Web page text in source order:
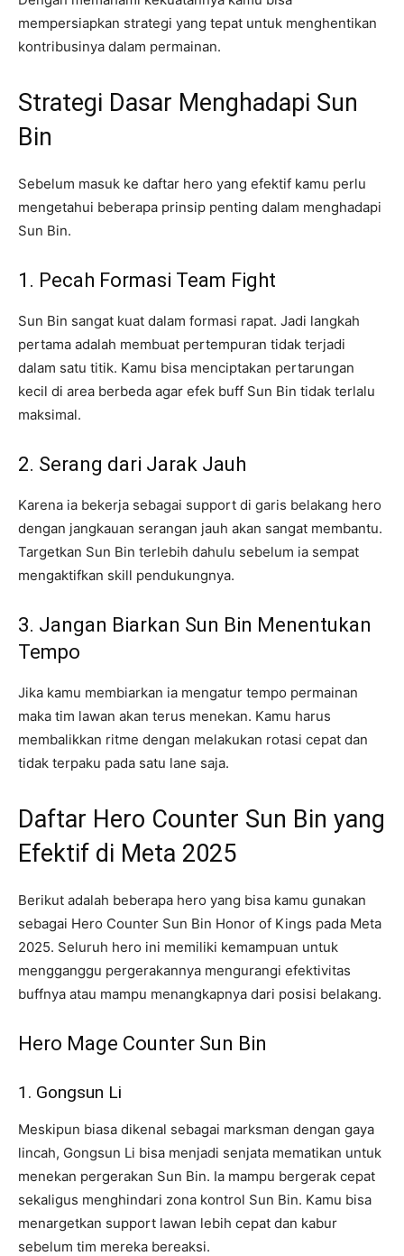
mempersiapkan strategi yang tepat untuk menghentikan
kontribusinya dalam permainan.
Strategi Dasar Menghadapi Sun
Bin
Sebelum masuk ke daftar hero yang efektif kamu perlu
mengetahui beberapa prinsip penting dalam menghadapi
Sun Bin.
1. Pecah Formasi Team Fight
Sun Bin sangat kuat dalam formasi rapat. Jadi langkah
pertama adalah membuat pertempuran tidak terjadi
dalam satu titik. Kamu bisa menciptakan pertarungan
kecil di area berbeda agar efek buff Sun Bin tidak terlalu
maksimal.
2. Serang dari Jarak Jauh
Karena ia bekerja sebagai support di garis belakang hero
dengan jangkauan serangan jauh akan sangat membantu.
Targetkan Sun Bin terlebih dahulu sebelum ia sempat
mengaktifkan skill pendukungnya.
3. Jangan Biarkan Sun Bin Menentukan
Tempo
Jika kamu membiarkan ia mengatur tempo permainan
maka tim lawan akan terus menekan. Kamu harus
membalikkan ritme dengan melakukan rotasi cepat dan
tidak terpaku pada satu lane saja.
Daftar Hero Counter Sun Bin yang
Efektif di Meta 2025
Berikut adalah beberapa hero yang bisa kamu gunakan
sebagai Hero Counter Sun Bin Honor of Kings pada Meta
2025. Seluruh hero ini memiliki kemampuan untuk
mengganggu pergerakannya mengurangi efektivitas
buffnya atau mampu menangkapnya dari posisi belakang.
Hero Mage Counter Sun Bin
1. Gongsun Li
Meskipun biasa dikenal sebagai marksman dengan gaya
lincah, Gongsun Li bisa menjadi senjata mematikan untuk
menekan pergerakan Sun Bin. Ia mampu bergerak cepat
sekaligus menghindari zona kontrol Sun Bin. Kamu bisa
menargetkan support lawan lebih cepat dan kabur
sebelum tim mereka bereaksi.